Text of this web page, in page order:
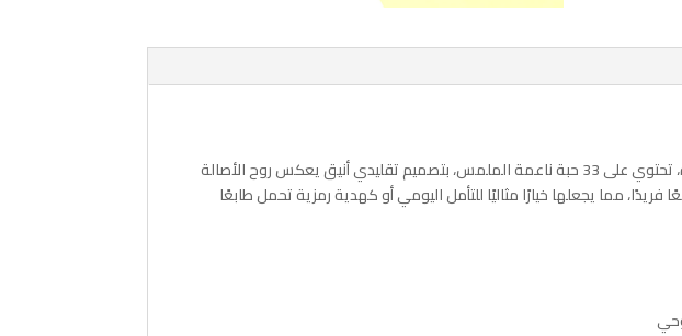
الطبيعي
مزينة
كروشيه
2021100
سبحة مصنوعة من الخشب الطبيعي عالي الجودة، تحتوي على 33 حبة ناعمة الملمس، بتصميم تقليدي أنيق يعكس روح الأصالة
مما يجعلها خيارًا مثاليًا للتأمل اليومي أو كهدية رمزية تحمل طابعًا